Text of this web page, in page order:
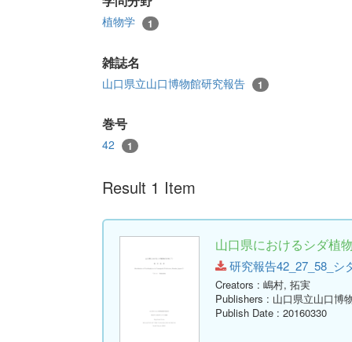
植物学 1
雑誌名
山口県立山口博物館研究報告 1
巻号
42 1
Result 1 Item
山口県におけるシダ植
研究報告42_27_58_シ
Creators : 嶋村, 拓実
Publishers : 山口県立山口博
Publish Date : 20160330